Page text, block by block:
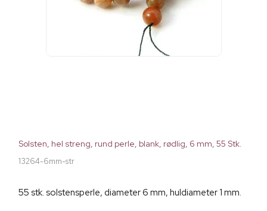
Solsten, hel streng, rund perle, blank, rødlig, 6 mm, 55 Stk.
13264-6mm-str
55 stk. solstensperle, diameter 6 mm, huldiameter 1 mm.